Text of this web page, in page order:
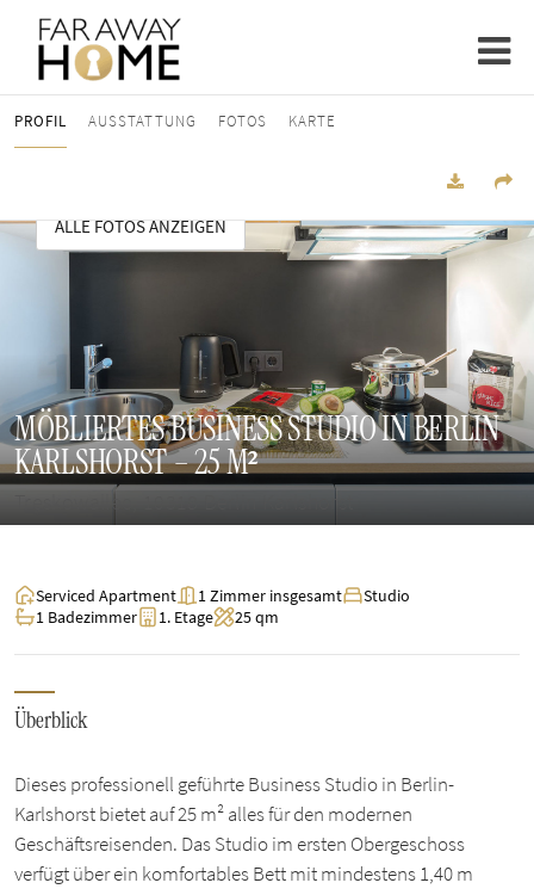
PROFIL AUSSTATTUNG FOTOS KARTE
ALLE FOTOS ANZEIGEN
MÖBLIERTES BUSINESS STUDIO IN BERLIN
KARLSHORST – 25 M²
Treskowallee, 10318 Berlin Karlshorst
Serviced Apartment 1 Zimmer insgesamt
Studio
1 Badezimmer
1. Etage 25 qm
Überblick
Dieses professionell geführte Business Studio in Berlin-
Karlshorst bietet auf 25 m² alles für den modernen
Geschäftsreisenden. Das Studio im ersten Obergeschoss
verfügt über ein komfortables Bett mit mindestens 1,40 m